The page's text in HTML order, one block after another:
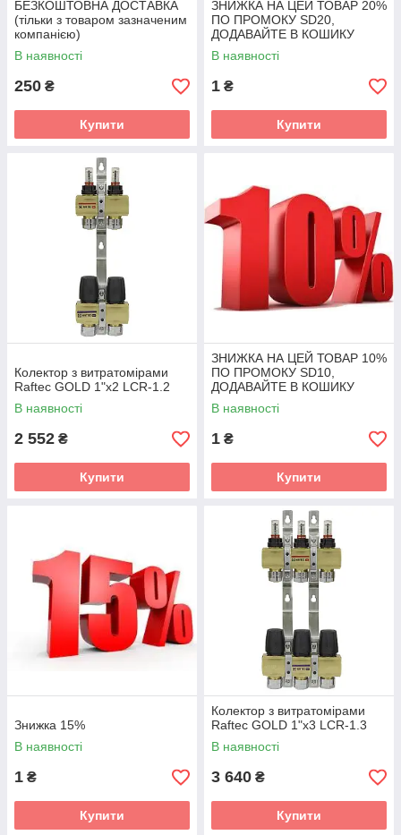
БЕЗКОШТОВНА ДОСТАВКА
(тільки з товаром зазначеним
компанією)
В наявності
250 ₴
Купити
ЗНИЖКА НА ЦЕЙ ТОВАР 20%
ПО ПРОМОКУ SD20,
ДОДАВАЙТЕ В КОШИКУ
В наявності
1 ₴
Купити
Колектор з витратомірами
Raftec GOLD 1"х2 LCR-1.2
В наявності
2 552 ₴
Купити
ЗНИЖКА НА ЦЕЙ ТОВАР 10%
ПО ПРОМОКУ SD10,
ДОДАВАЙТЕ В КОШИКУ
В наявності
1 ₴
Купити
Знижка 15%
В наявності
1 ₴
Купити
Колектор з витратомірами
Raftec GOLD 1"х3 LCR-1.3
В наявності
3 640 ₴
Купити